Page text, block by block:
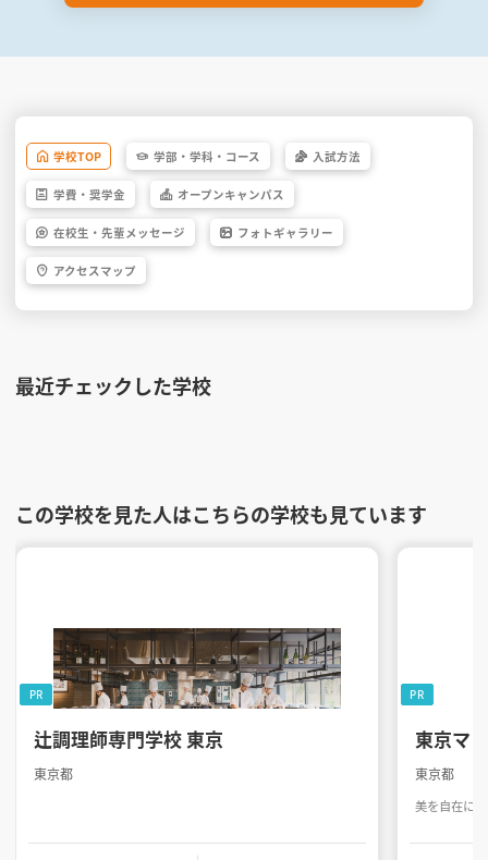
学校TOP 学部・ 学科・ コース 入試方法
学費・ 奨学金 オープンキャンパス
在校生・ 先輩 メッセージ フォト ギャラリー
アクセス マップ
最近チェックした学校
この学校を見た人はこちらの学校も見ています
辻調理師専門学校 東京
東京都
PR
東京マ
東京都
美を自在に
PR